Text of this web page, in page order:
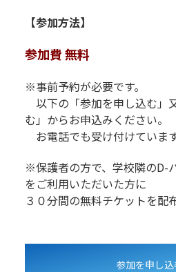
【参加方法】
参加費 無料
※事前予約が必要です。
以下の「参加を申し込む」
む」からお申込みください。
お電話でも受け付けています
※保護者の方で、学校隣のD-
をご利用いただいた方に
３０分間の無料チケットを配
参加を申し込